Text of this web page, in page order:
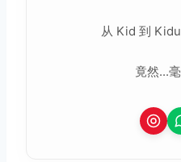
从 Kid 到
竟然...